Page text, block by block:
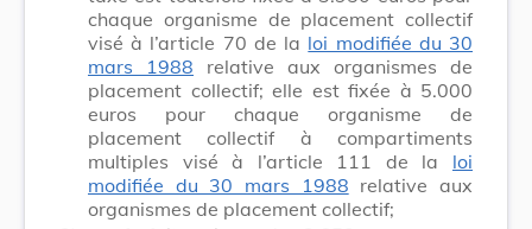
chaque organisme de placement collectif
visé à l’article 70 de la loi modifiée du 30
mars 1988 relative aux organismes de
placement collectif; elle est fixée à 5.000
euros pour chaque organisme de
placement collectif à compartiments
multiples visé à l’article 111 de la loi
modifiée du 30 mars 1988 relative aux
organismes de placement collectif;